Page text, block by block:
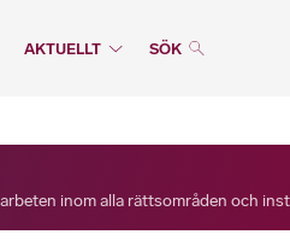
AKTUELLT SÖK
inom alla rättsområden och